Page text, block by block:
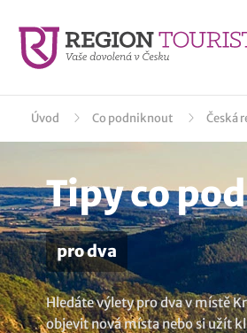
Úvod Co podniknout Česká
Tipy co
pro dva
Hledáte výlety pro dva v místě
objevit nová místa nebo si užít